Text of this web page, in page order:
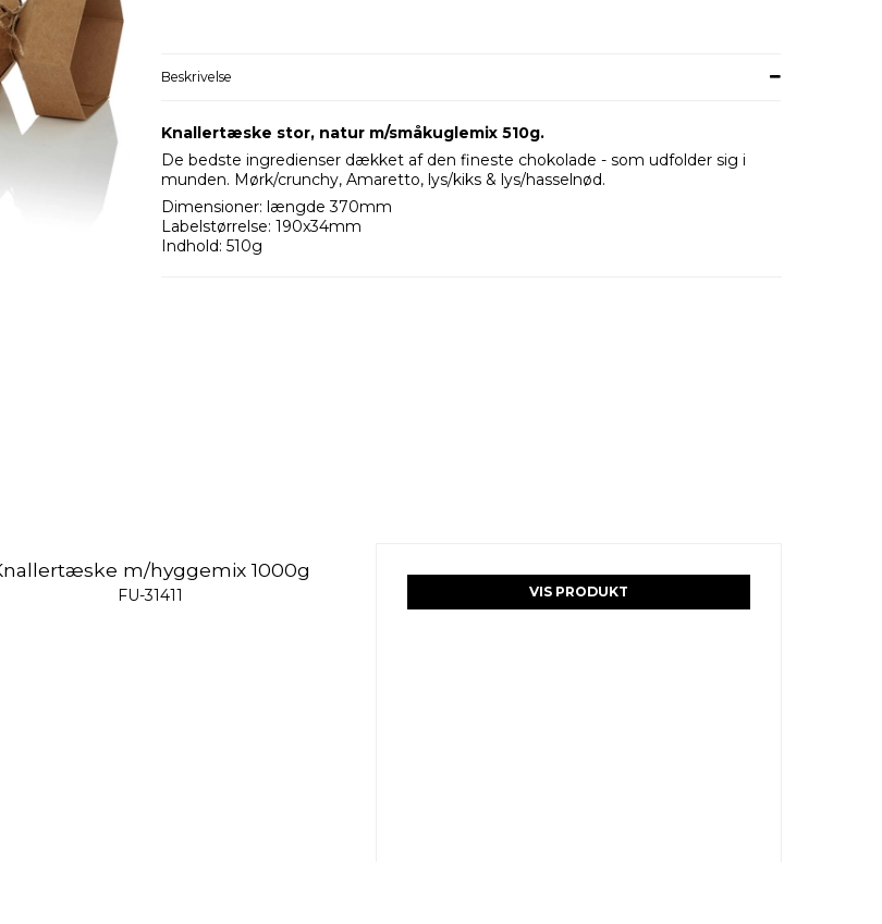
Beskrivelse
Knallertæske stor, natur m/småkuglemix 510g.
De bedste ingredienser dækket af den fineste chokolade - som udfolder sig i
munden. Mørk/crunchy, Amaretto, lys/kiks & lys/hasselnød.
Dimensioner: længde 370mm
Labelstørrelse: 190x34mm
Indhold: 510g
m/hyggemix 1000g
FU-31411 VIS PRODUKT